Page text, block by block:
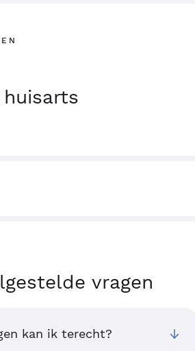
vragen
kan ik terecht?